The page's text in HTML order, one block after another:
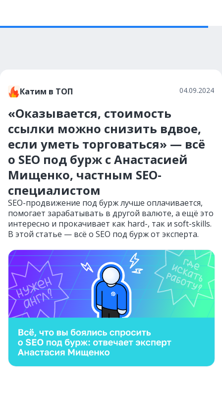
Катим в ТОП 04.09.2024
«Оказывается, стоимость
ссылки можно снизить вдвое,
если уметь торговаться» — всё
о SEO под бурж с Анастасией
Мищенко, частным SEO-
специалистом
SEO-продвижение под бурж лучше оплачивается,
помогает зарабатывать в другой валюте, а ещё это
интересно и прокачивает как hard-, так и soft-skills.
В этой статье — всё о SEO под бурж от эксперта.